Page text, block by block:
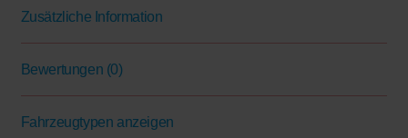
Zusätzliche Information
Bewertungen (0)
Fahrzeugtypen anzeigen